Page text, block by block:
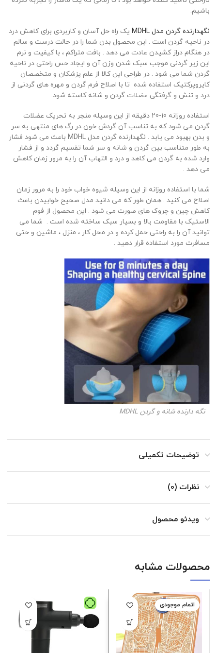
باشیم.
نگهدارنده گردن مدل MDHL
یک راه حل آسان و کاربردی برای کاهش درد
در ناحیه گردن است . این محصول بدن شما را در حالت درست و سالم
در هنگام دراز کشیدن عادت می دهد . بافت متراکم ، با کیفیت و نرم
این زیر گردنی موجب سبک شدن وزن آن و ایجاد حس راحتی در ناحیه
گردن شما می شود . در طراحی این کالا از علم پزشکان و متخصصان
کایروپرکتیک استفاده شده تا با اصلاح فرم گردن و مهره های گردنی از
درد و تنش و گرفتگی عضلات گردن و شانه کاسته شود.
استفاده روزانه 10-20 دقیقه از این وسیله منجر به تحریک عضلات
گردن می شود که به تناسب آن گردش خون در رگ های منتهی به سر
و بدن بهبود می یابد . نگهدارنده گردن مدل MDHL باعث می شود فشار
به طور متناسب بین گردن و شانه و سر شما تقسیم گردد و از فشار
وارد شده به گردن می کاهد و درد و التهاب آن را به مرور زمان کاهش
می دهد .
شما با استفاده روزانه از این وسیله شیوه خواب خود را به مرور زمان
اصلاح می کنید . همان طور که می دانید مدل صحیح خوابیدن باعث
کاهش چین و چروک های صورت می شود . این محصول از فوم
الاستیک با مقاومت بالا و بسیار سبک ساخته شده است . شما می
توانید آن را به راحتی حمل کرده و در محل کار ، منزل ، ماشین و حتی
مسافرت مورد استفاده قرار دهید .
نگه دارنده شانه و گردن MDHL
توضیحات تکمیلی
نظرات (0)
ویدئو محصول
محصولات مشابه
اتمام موجودی